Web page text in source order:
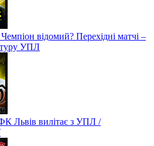
відомий? Перехідні матчі –
туру УПЛ
Львів вилітає з УПЛ /